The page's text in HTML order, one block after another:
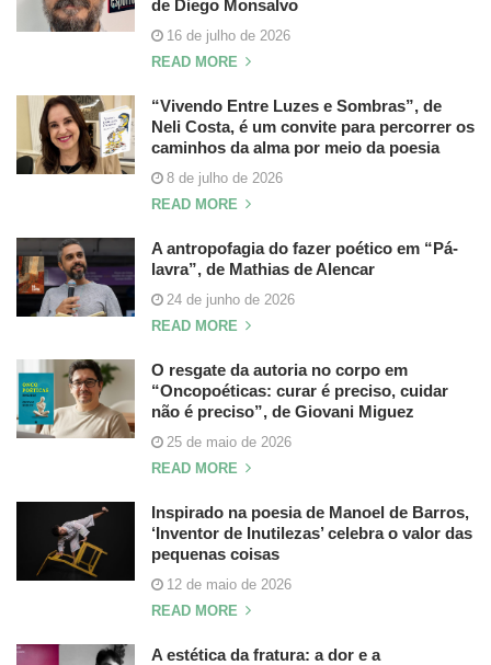
de Diego Monsalvo
16 de julho de 2026
READ MORE
“Vivendo Entre Luzes e Sombras”, de
Neli Costa, é um convite para percorrer os
caminhos da alma por meio da poesia
8 de julho de 2026
READ MORE
A antropofagia do fazer poético em “Pá-
lavra”, de Mathias de Alencar
24 de junho de 2026
READ MORE
O resgate da autoria no corpo em
“Oncopoéticas: curar é preciso, cuidar
não é preciso”, de Giovani Miguez
25 de maio de 2026
READ MORE
Inspirado na poesia de Manoel de Barros,
‘Inventor de Inutilezas’ celebra o valor das
pequenas coisas
12 de maio de 2026
READ MORE
A estética da fratura: a dor e a